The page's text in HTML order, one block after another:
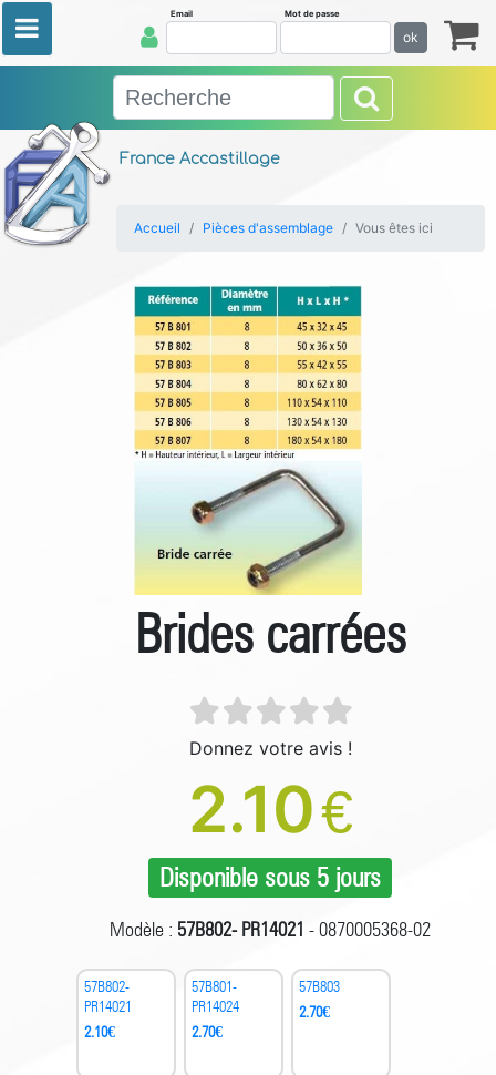
France Accastillage
Email Mot de passe
ok
Accueil Pièces d'assemblage Vous êtes ici
Brides carrées
Donnez votre avis !
2.10€
Disponible sous 5 jours
Modèle : 57B802- PR14021 - 0870005368-02
57B802-
PR14021
2.10€
57B801-
PR14024
2.70€
57B803
2.70€